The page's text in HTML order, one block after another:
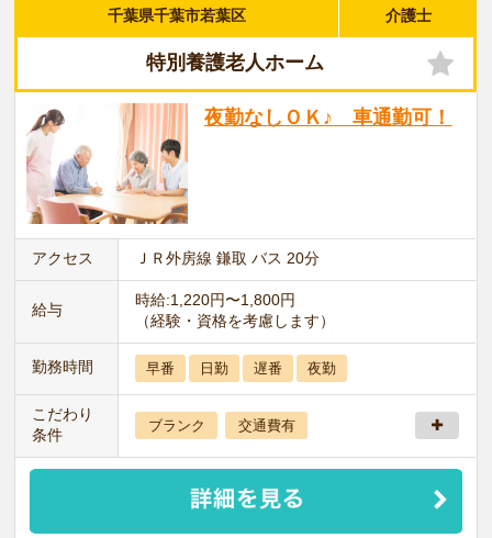
千葉県千葉市若葉区 介護士
特別養護老人ホーム
夜勤なしＯＫ♪ 車通勤可！
アクセス ＪＲ外房線 鎌取 バス 20分
給与
時給:1,220円〜1,800円
（経験・資格を考慮します）
勤務時間 早番 日勤 遅番 夜勤
こだわり
条件
ブランク 交通費有